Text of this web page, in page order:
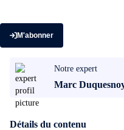
M'abonner
Notre expert
Marc
Détails du contenu